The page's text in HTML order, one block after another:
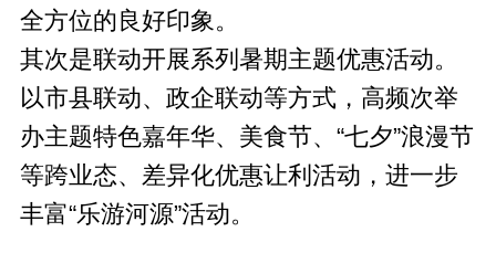
全方位的良好印象。
其次是联动开展系列暑期主题优惠活动。
以市县联动、政企联动等方式，高频次举
办主题特色嘉年华、美食节、“七夕”浪漫节
等跨业态、差异化优惠让利活动，进一步
丰富“乐游河源”活动。